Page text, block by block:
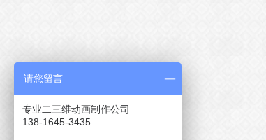
请您留言
专业二三维动画制作公司
138-1645-3435